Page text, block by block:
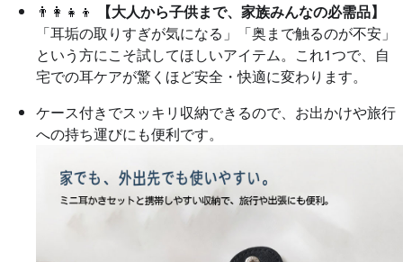
👨‍👩‍👧‍👦
【大人から子供まで、家族みんなの必需品】
「耳垢の取りすぎが気になる」「奥まで触るのが不安」
という方にこそ試してほしいアイテム。これ1つで、自
宅での耳ケアが驚くほど安全・快適に変わります。
ケース付きでスッキリ収納できるので、お出かけや旅行
への持ち運びにも便利です。